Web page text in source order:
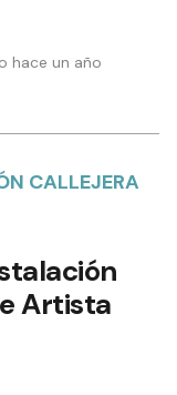
hace un año
CALLEJERA
Artista